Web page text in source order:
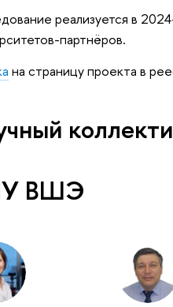
реализуется в
партнёров.
на страницу проекта в
ВШЭ